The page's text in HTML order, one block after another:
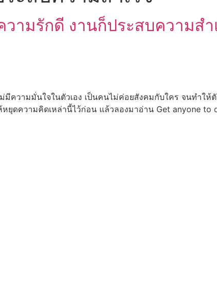
ามรักดี งานก็ประสบความสำ
ความมั่นใจในตัวเอง เป็นคนไม่ค่อยสังคมกับใคร จนทำให้
หยุดความคิดเหล่านี้ไว้ก่อน แล้วลองมาอ่าน Get anyone to